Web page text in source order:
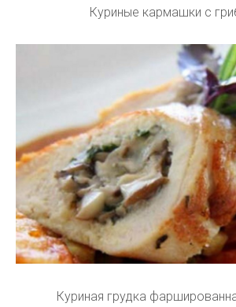
Куриные кармашки с
Куриная грудка